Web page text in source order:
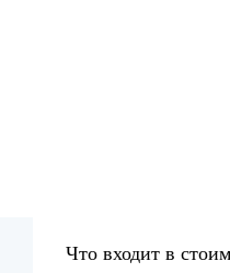
Что входит в